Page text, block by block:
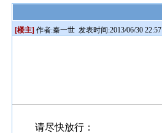
[楼主] 作者:秦一世 发表时间:2013/06/30 22:57
请尽快放行：